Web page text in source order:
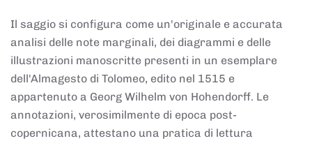
Il saggio si configura come un'originale e accurata
analisi delle note marginali, dei diagrammi e delle
illustrazioni manoscritte presenti in un esemplare
dell'Almagesto di Tolomeo, edito nel 1515 e
appartenuto a Georg Wilhelm von Hohendorff. Le
annotazioni, verosimilmente di epoca post-
copernicana, attestano una pratica di lettura